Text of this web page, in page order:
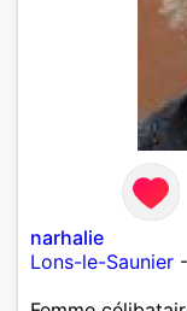
narhalie
Lons-le-Saunier -